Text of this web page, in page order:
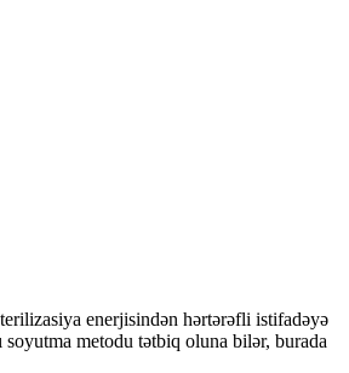
enerjisindən hərtərəfli istifadəyə
metodu tətbiq oluna bilər, burada